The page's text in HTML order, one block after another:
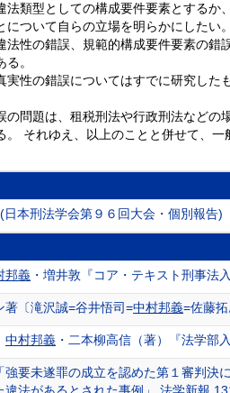
類型としての構成要件要素とする
ついて自らの立場を明らかにしたい。
性の錯誤、規範的構成要件要素の
。
性の錯誤についてはすでに研究し
問題は、租税刑法や行政刑法など
それゆえ、以上のことと併せて、
本刑法学会第９６回大会・個別報告)
邦義 ・増井敦『コア・テキスト刑事法
著〔滝沢誠=谷井悟司=中村邦義=佐藤
中村邦義 ・二本柳高信（著）『法学部
強要未遂罪の成立を認めた第１審判